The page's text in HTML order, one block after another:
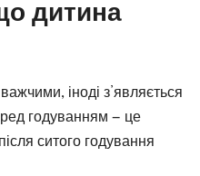
дитина
іноді з’являється
годуванням — це
ситого годування